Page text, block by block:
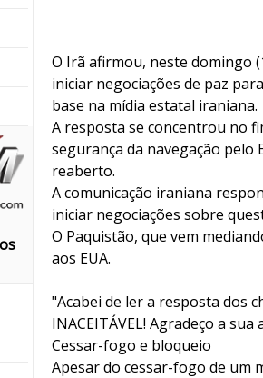
O Irã afirmou, neste domingo
iniciar negociações de paz
base na mídia estatal iraniana.
A resposta se concentrou no
segurança da navegação
reaberto.
A comunicação iraniana
iniciar negociações sobre
O Paquistão, que vem
aos EUA.
"Acabei de ler a resposta dos
INACEITÁVEL! Agradeço a
Cessar-fogo e bloqueio
Apesar do cessar-fogo de um